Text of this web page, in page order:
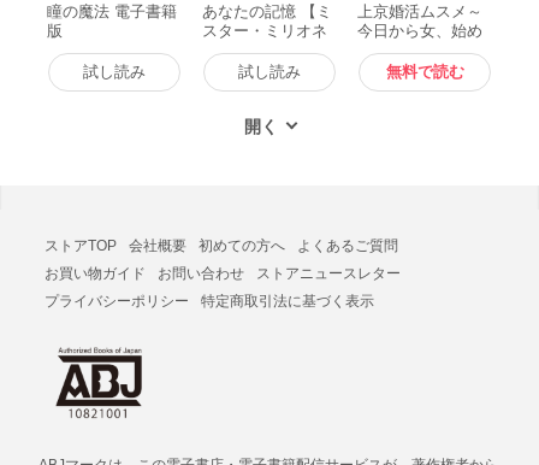
瞳の魔法 電子書籍
版
試し読み
あなたの記憶 【ミ
スター・ミリオネ
ア III】 電子書籍版
試し読み
上京婚活ムスメ～
今日から女、始め
ます～ : 1 電子書
籍版無料で読む
ストアTOP 会社概要 初めての方へ
よくあるご質問
お買い物ガイド
お問い合わせ
ストアニュースレター
プライバシーポリシー
特定商取引法に基づく表示